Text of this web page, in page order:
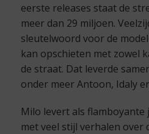
eerste releases staat de
meer dan 29 miljoen.
sleutelwoord voor de
kan opschieten met zowel
de straat. Dat leverde
onder meer Antoon, Idaly
Milo levert als
met veel stijl verhalen over